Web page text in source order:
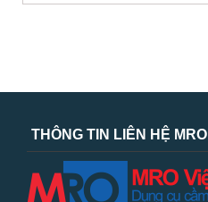
THÔNG TIN LIÊN HỆ MRO